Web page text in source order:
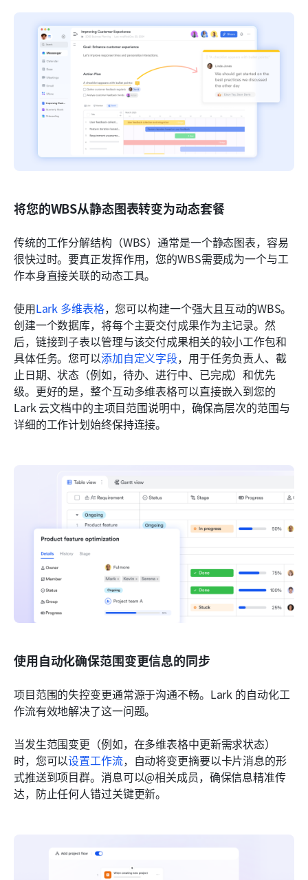
将您的WBS从静态图表转变为动态套餐
传统的工作分解结构（WBS）通常是一个静态图表，容易
很快过时。要真正发挥作用，您的WBS需要成为一个与工
作本身直接关联的动态工具。
使用Lark 多维表格，您可以构建一个强大且互动的WBS。
创建一个数据库，将每个主要交付成果作为主记录。然
后，链接到子表以管理与该交付成果相关的较小工作包和
具体任务。您可以添加自定义字段，用于任务负责人、截
止日期、状态（例如，待办、进行中、已完成）和优先
级。更好的是，整个互动多维表格可以直接嵌入到您的
Lark 云文档中的主项目范围说明中，确保高层次的范围与
详细的工作计划始终保持连接。
使用自动化确保范围变更信息的同步
项目范围的失控变更通常源于沟通不畅。Lark 的自动化工
作流有效地解决了这一问题。
当发生范围变更（例如，在多维表格中更新需求状态）
时，您可以设置工作流，自动将变更摘要以卡片消息的形
式推送到项目群。消息可以@相关成员，确保信息精准传
达，防止任何人错过关键更新。